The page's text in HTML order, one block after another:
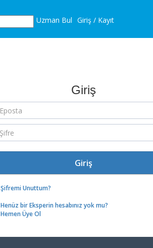
Uzman Bul Giriş / Kayıt
Giriş
Giriş
Şifremi Unuttum?
Henüz bir Eksperin hesabınız yok mu?
Hemen Üye Ol